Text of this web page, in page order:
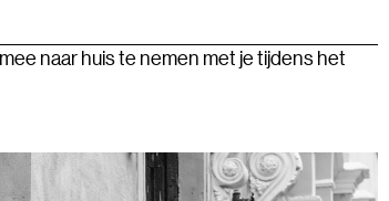
naar huis te nemen met je tijdens het